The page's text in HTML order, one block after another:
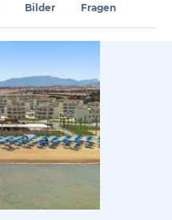
Bilder Fragen